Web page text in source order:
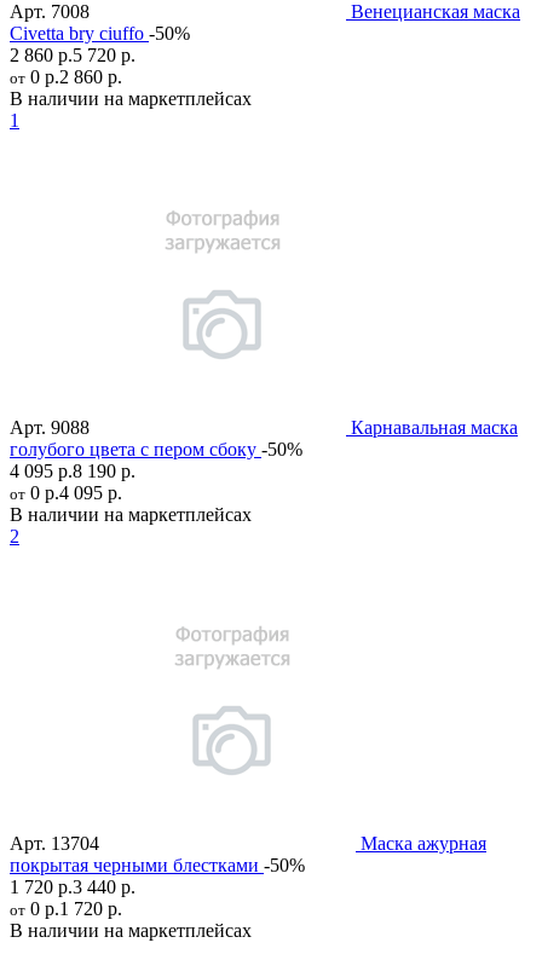
Арт. 7008
Венецианская маска
Civetta bry ciuffo -50%
2 860 р.5 720 р.
от 0 р.2 860 р.
В наличии на маркетплейсах
1
Арт. 9088
Карнавальная маска
голубого цвета с пером сбоку -50%
4 095 р.8 190 р.
от 0 р.4 095 р.
В наличии на маркетплейсах
2
Арт. 13704
Маска ажурная
покрытая черными блестками -50%
1 720 р.3 440 р.
от 0 р.1 720 р.
В наличии на маркетплейсах